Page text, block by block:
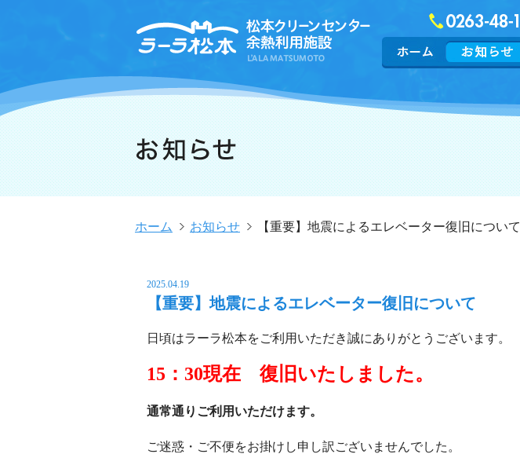
ホーム お知らせ 【重要】地震によるエレベーター復旧について
2025.04.19
【重要】地震によるエレベーター復旧について
日頃はラーラ松本をご利用いただき誠にありがとうございます。
15：30現在 復旧いたしました。
通常通りご利用いただけます。
ご迷惑・ご不便をお掛けし申し訳ございませんでした。